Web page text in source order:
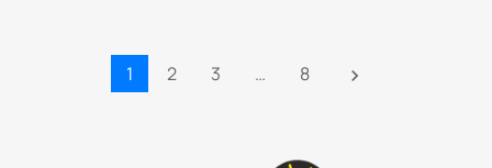
1 2 3 … 8 keyboard_arrow_right